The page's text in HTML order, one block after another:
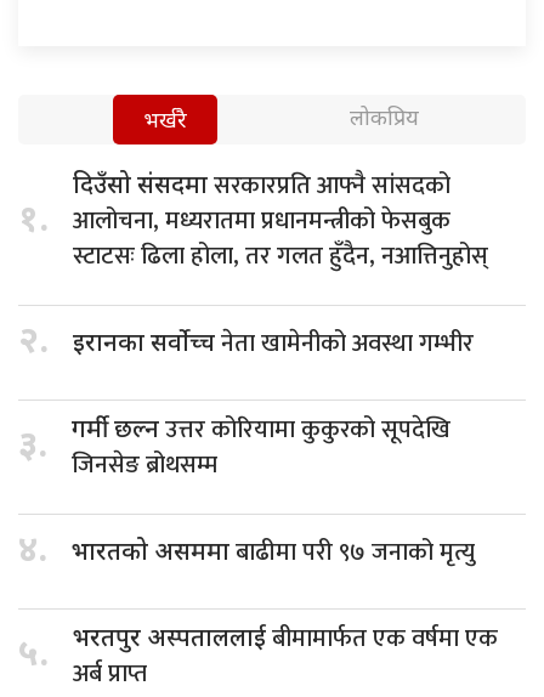
भर्खरै लोकप्रिय
१.
दिउँसो संसदमासरकारप्रति आफ्नै सांसदको
आलोचना, मध्यरातमा प्रधानमन्त्रीको फेसबुक
स्टाटसः ढिला होला, तर गलत हुँदैन, नआत्तिनुहोस्
२. इरानका सर्वोच्चनेता खामेनीको अवस्था गम्भीर
३. गर्मी छल्नउत्तर कोरियामा कुकुरको सूपदेखि
जिनसेङ ब्रोथसम्म
४. भारतको असममाबाढीमा परी ९७ जनाको मृत्यु
५. भरतपुर अस्पताललाईबीमामार्फत एक वर्षमा एक
अर्ब प्राप्त